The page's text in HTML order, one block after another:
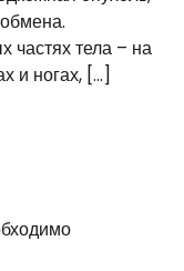
частях тела – на
и ногах, […]